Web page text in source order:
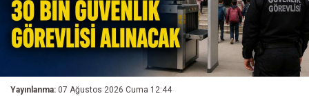
Yayınlanma: 07 Ağustos 2026 Cuma 12:44